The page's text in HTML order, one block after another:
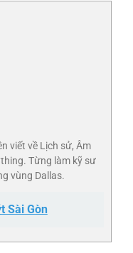
viết về Lịch sử, Âm
Từng làm kỹ sư
vùng Dallas.
Sài Gòn